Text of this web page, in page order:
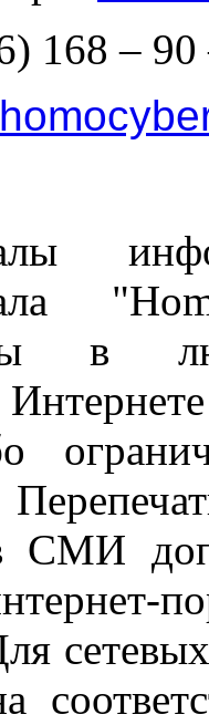
168 – 90
в
СМИ